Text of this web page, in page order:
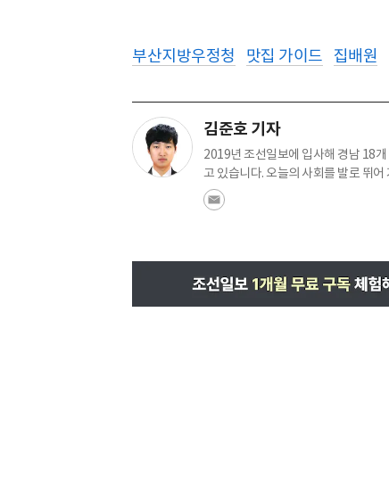
부산지방우정청 맛집 가이드 집배원
김준호 기자
2019년 조선일보에 입사해 경남 18
고 있습니다. 오늘의 사회를 발로 뛰어